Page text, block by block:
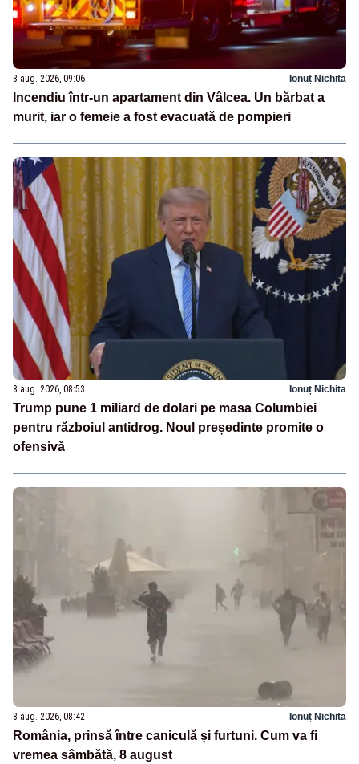
8 aug. 2026, 09:06 Ionuț Nichita
Incendiu într-un apartament din Vâlcea. Un bărbat a
murit, iar o femeie a fost evacuată de pompieri
8 aug. 2026, 08:53 Ionuț Nichita
Trump pune 1 miliard de dolari pe masa Columbiei
pentru războiul antidrog. Noul președinte promite o
ofensivă
8 aug. 2026, 08:42 Ionuț Nichita
România, prinsă între caniculă și furtuni. Cum va fi
vremea sâmbătă, 8 august